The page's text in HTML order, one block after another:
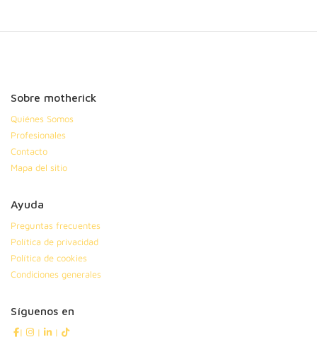
Sobre motherick
Quiénes Somos
Profesionales
Contacto
Mapa del sitio
Ayuda
Preguntas frecuentes
Política de privacidad
Política de cookies
Condiciones generales
Síguenos en
| | |